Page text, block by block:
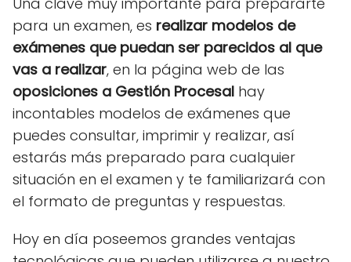
para un examen, es realizar modelos de
exámenes que puedan ser parecidos al que
vas a realizar, en la página web de las
oposiciones a Gestión Procesal hay
incontables modelos de exámenes que
puedes consultar, imprimir y realizar, así
estarás más preparado para cualquier
situación en el examen y te familiarizará con
el formato de preguntas y respuestas.
Hoy en día poseemos grandes ventajas